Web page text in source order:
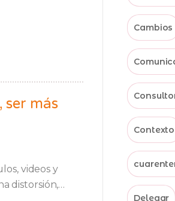
más
videos y
distorsión,…
Cambios
Contexto
Delegar